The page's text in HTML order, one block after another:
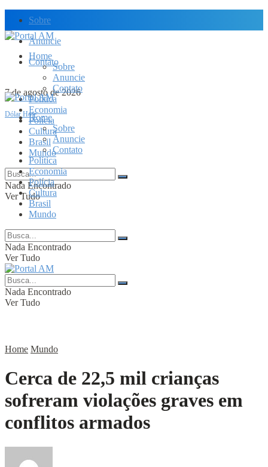
Sobre
Anuncie
Contato
7 de agosto de 2026
Dólar Hoje
Home
Sobre
Anuncie
Contato
Política
Economia
Polícia
Cultura
Brasil
Mundo
Nada Encontrado
Ver Tudo
Home
Sobre
Anuncie
Contato
Política
Economia
Polícia
Cultura
Brasil
Mundo
Nada Encontrado
Ver Tudo
Nada Encontrado
Ver Tudo
Home Mundo
Cerca de 22,5 mil crianças
sofreram violações graves em
conflitos armados